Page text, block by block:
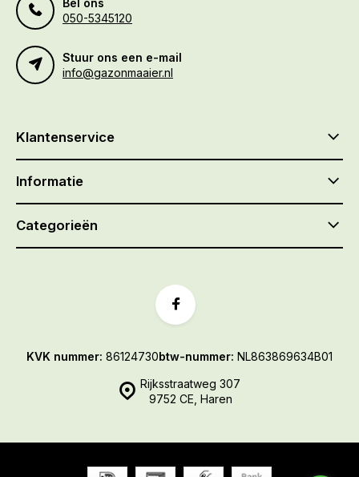
050-5345120
Stuur ons een e-mail
info@gazonmaaier.nl
Klantenservice
Informatie
Categorieën
Rijksstraatweg 307
9752 CE, Haren
KVK nummer: 86124730btw-nummer: NL863869634B01